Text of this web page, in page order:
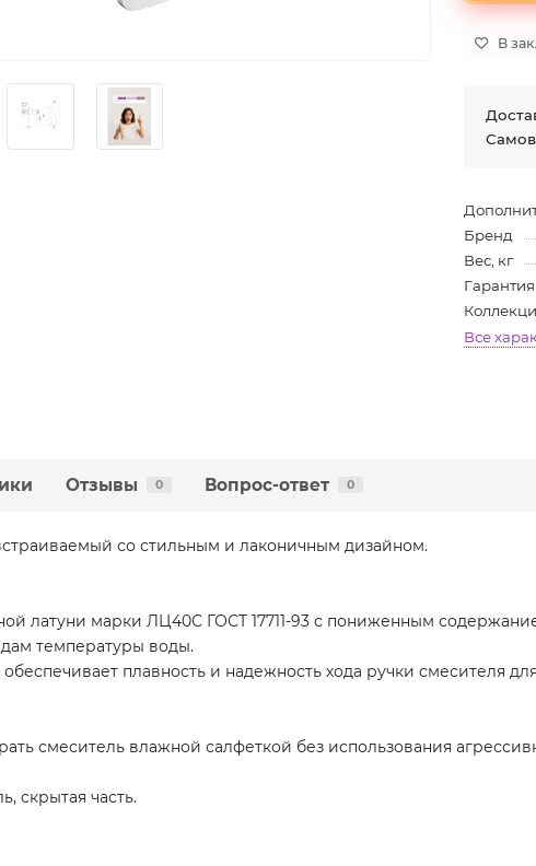
В
Бренд
Вес, кг
Гарантия
Все
Отзывы 0 Вопрос-ответ 0
со стильным и лаконичным дизайном.
латуни марки ЛЦ40С ГОСТ 17711-93 с пониженным
температуры воды.
плавность и надежность хода ручки смесителя
смеситель влажной салфеткой без использования
скрытая часть.